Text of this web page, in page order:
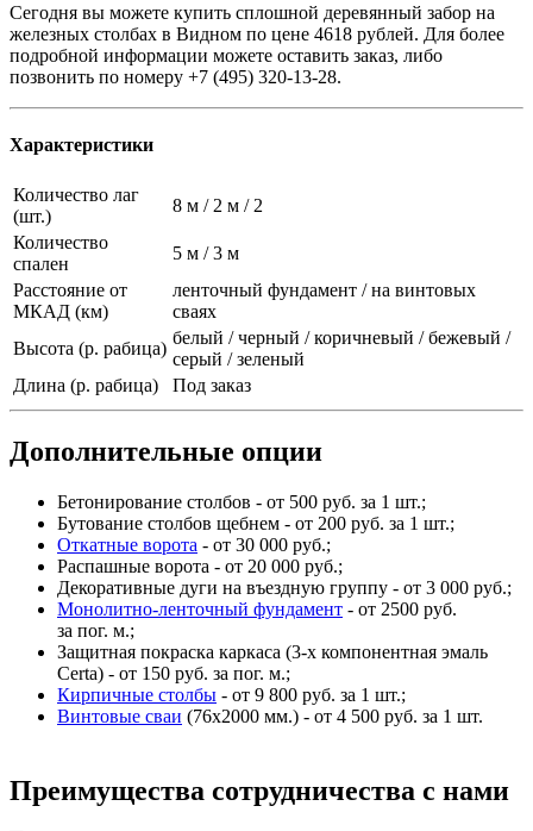
Сегодня вы можете купить сплошной деревянный забор на
железных столбах в Видном по цене 4618 рублей. Для более
подробной информации можете оставить заказ, либо
позвонить по номеру +7 (495) 320-13-28.
Характеристики
Количество лаг
(шт.)
8 м / 2 м / 2
Количество
спален
5 м / 3 м
Расстояние от
МКАД (км)
ленточный фундамент / на винтовых
сваях
Высота (р. рабица)
белый / черный / коричневый / бежевый /
серый / зеленый
Длина (р. рабица)
Под заказ
Дополнительные опции
Бетонирование столбов - от 500 руб. за 1 шт.;
Бутование столбов щебнем - от 200 руб. за 1 шт.;
Откатные ворота - от 30 000 руб.;
Распашные ворота - от 20 000 руб.;
Декоративные дуги на въездную группу - от 3 000 руб.;
Монолитно-ленточный фундамент - от 2500 руб.
за пог. м.;
Защитная покраска каркаса (3-х компонентная эмаль
Certa) - от 150 руб. за пог. м.;
Кирпичные столбы - от 9 800 руб. за 1 шт.;
Винтовые сваи (76x2000 мм.) - от 4 500 руб. за 1 шт.
Преимущества сотрудничества с нами